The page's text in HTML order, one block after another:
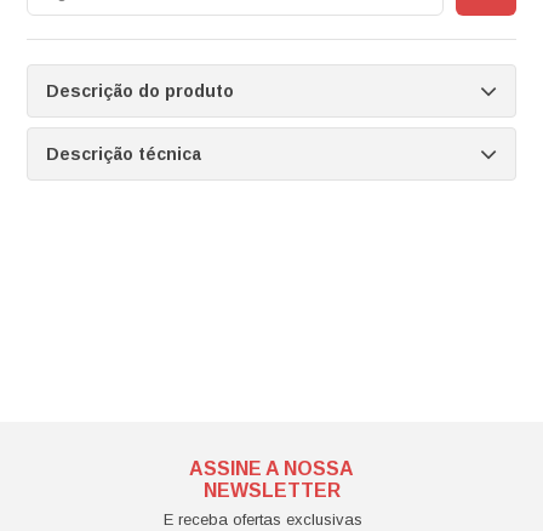
Descrição do produto
Descrição técnica
ASSINE A NOSSA
NEWSLETTER
E receba ofertas exclusivas